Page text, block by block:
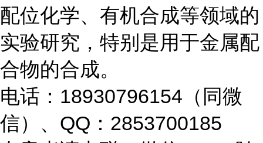
配位化学、有机合成等领域的
实验研究，特别是用于金属配
合物的合成。
电话：18930796154（同微
信）、QQ：2853700185